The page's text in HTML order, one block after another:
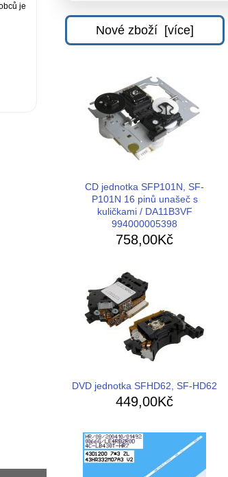
je
Nové zboží [více]
CD jednotka SFP101N, SF-
P101N 16 pinů unašeč s
kuličkami / DA11B3VF
994000005398
758,00Kč
DVD jednotka SFHD62, SF-HD62
449,00Kč